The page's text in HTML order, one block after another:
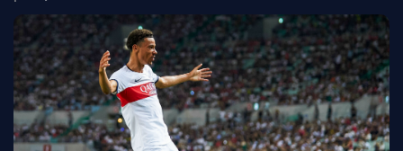
MERCATO
CDM 2026
EDF
PSG
LIGUE 1
REAL MADRID